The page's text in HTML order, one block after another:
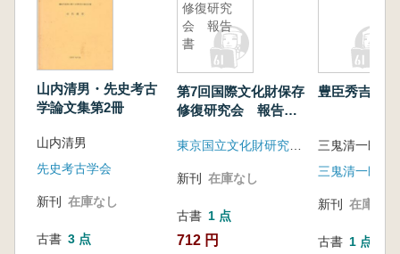
山内清男・先史考古
学論文集第2冊
山内清男
先史考古学会
新刊 在庫なし
古書 3 点
修復研究
会 報告
書
第7回国際文化財保存
修復研究会 報告
新刊 在庫なし
古書 1 点
712 円
豊臣秀吉文
三鬼清一郎編
新刊 在庫なし
古書 1 点